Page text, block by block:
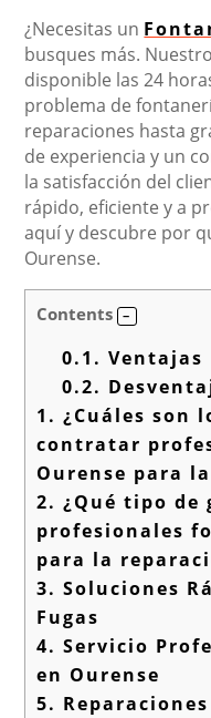
¿Necesitas un
busques más.
disponible las 24
problema de
reparaciones hasta
de experiencia y un
la satisfacción del
rápido, eficiente y a
aquí y descubre por
Ourense.
Contents
0.1. Ventajas
0.2.
1. ¿Cuáles son
contratar
Ourense para
2. ¿Qué tipo de
profesionales
para la
3. Soluciones
Fugas
4. Servicio
en Ourense
5.